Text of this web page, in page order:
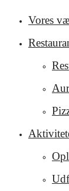
Vores